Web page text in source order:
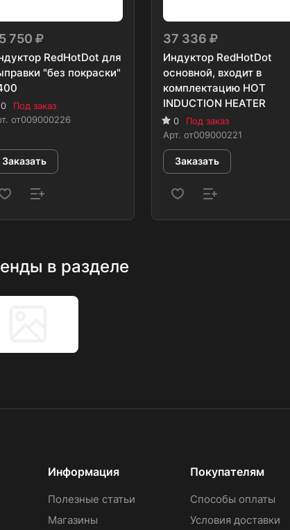
750
RedHotDot для
"без покраски"
0
Под заказ
от009000226
Заказать
37 336
Индуктор RedHotDot
основной, входит в
комплектацию HOT
INDUCTION HEATER
0
Под заказ
Арт. от009000221
Заказать
в разделе
Информация
Полезные статьи
Магазины
Покупателям
Способы оплаты
Условия доставки